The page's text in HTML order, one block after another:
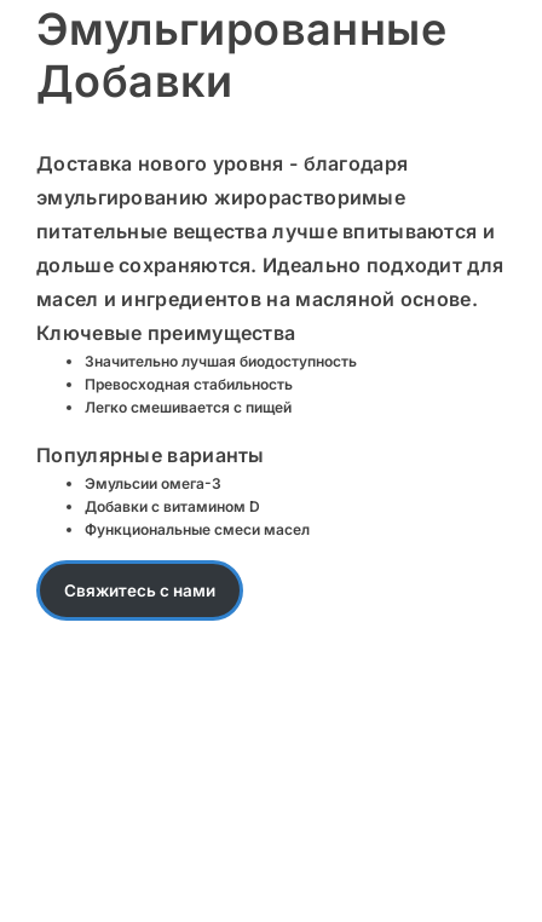
Эмульгированные
Добавки
Доставка нового уровня - благодаря
эмульгированию жирорастворимые
питательные вещества лучше впитываются и
дольше сохраняются. Идеально подходит для
масел и ингредиентов на масляной основе.
Ключевые преимущества
Значительно лучшая биодоступность
Превосходная стабильность
Легко смешивается с пищей
Популярные варианты
Эмульсии омега-3
Добавки с витамином D
Функциональные смеси масел
Свяжитесь с нами